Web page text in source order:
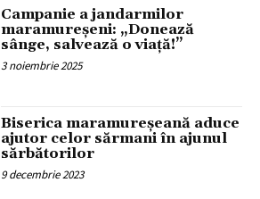
Campanie a jandarmilor
maramureșeni: „Donează
sânge, salvează o viață!”
3 noiembrie 2025
Biserica maramureșeană aduce
ajutor celor sărmani în ajunul
sărbătorilor
9 decembrie 2023